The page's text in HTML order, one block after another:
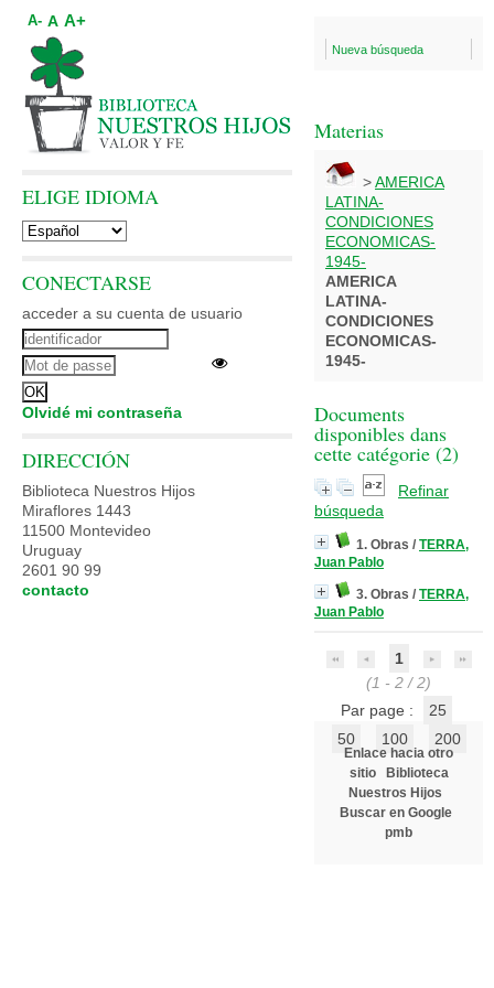
Nueva búsqueda
Materias
>AMERICA
LATINA-
CONDICIONES
ECONOMICAS-
1945-
AMERICA
LATINA-
CONDICIONES
ECONOMICAS-
1945-
Documents
disponibles dans
cette catégorie (2)
Refinar
búsqueda
1. Obras / TERRA,
Juan Pablo
3. Obras / TERRA,
Juan Pablo
1
(1 - 2 / 2)
Par page :
25
50
100 200
Enlace hacia otro
sitio
Biblioteca
Nuestros Hijos
Buscar en Google
pmb
A- A A+
ELIGE IDIOMA
CONECTARSE
acceder a su cuenta de usuario
Olvidé mi contraseña
DIRECCIÓN
Biblioteca Nuestros Hijos
Miraflores 1443
11500 Montevideo
Uruguay
2601 90 99
contacto